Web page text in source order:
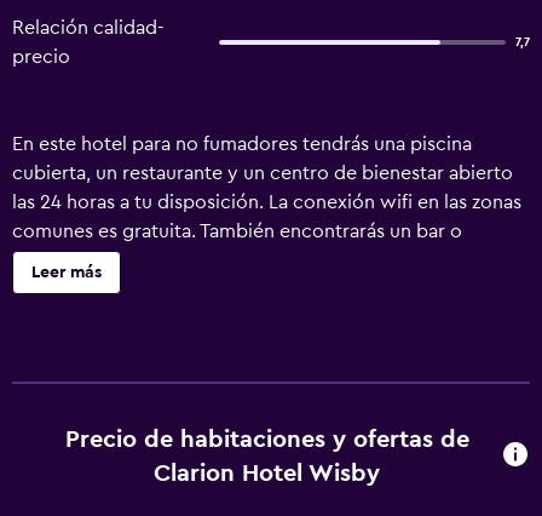
Relación calidad-
precio
7,7
En este hotel para no fumadores tendrás una piscina
cubierta, un restaurante y un centro de bienestar abierto
las 24 horas a tu disposición. La conexión wifi en las zonas
comunes es gratuita. También encontrarás un bar o
lounge, un bar-cafetería y una sauna. Clarion Hotel Wisby
ofrece 212 alojamientos con minibar y caja fuerte. Estos
bañera o ducha y secador de pelo. Los huéspedes pueden
navegar por la web gracias a nuestro acceso a Internet
Leer más
Precio de habitaciones y ofertas de
Clarion Hotel Wisby